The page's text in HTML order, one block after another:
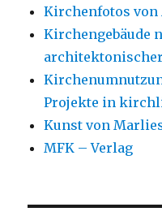
Kirchenfotos von
Kirchengebäude
Projekte in
Kunst von
MFK – Verlag